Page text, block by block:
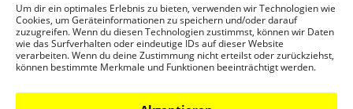
Um dir ein optimales Erlebnis zu bieten, verwenden wir Technologien wie
Cookies, um Geräteinformationen zu speichern und/oder darauf
zuzugreifen. Wenn du diesen Technologien zustimmst, können wir Daten
wie das Surfverhalten oder eindeutige IDs auf dieser Website
verarbeiten. Wenn du deine Zustimmung nicht erteilst oder zurückziehst,
können bestimmte Merkmale und Funktionen beeinträchtigt werden.
Kontakt